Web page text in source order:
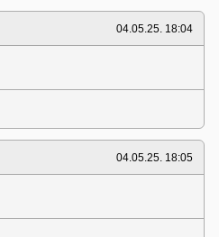
04.05.25. 18:04
04.05.25. 18:05